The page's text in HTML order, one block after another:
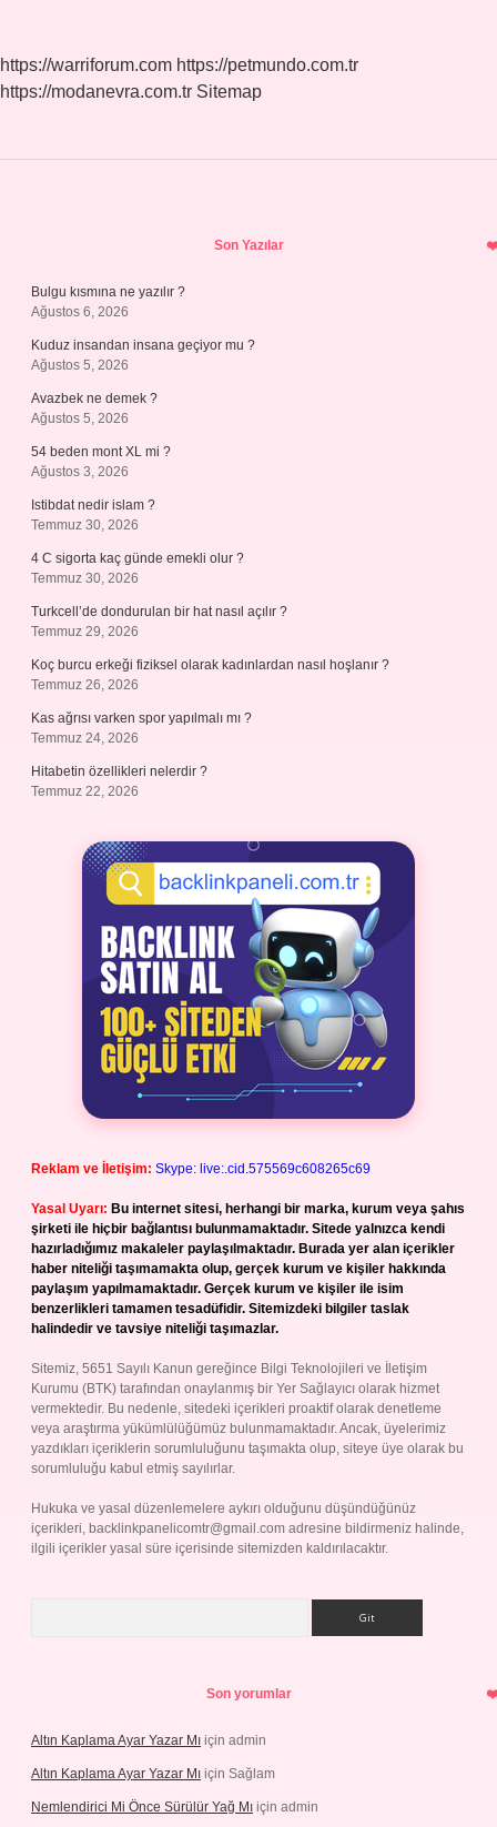
https://warriforum.com https://petmundo.com.tr
https://modanevra.com.tr Sitemap
Son Yazılar
Bulgu kısmına ne yazılır ?
Ağustos 6, 2026
Kuduz insandan insana geçiyor mu ?
Ağustos 5, 2026
Avazbek ne demek ?
Ağustos 5, 2026
54 beden mont XL mi ?
Ağustos 3, 2026
Istibdat nedir islam ?
Temmuz 30, 2026
4 C sigorta kaç günde emekli olur ?
Temmuz 30, 2026
Turkcell’de dondurulan bir hat nasıl açılır ?
Temmuz 29, 2026
Koç burcu erkeği fiziksel olarak kadınlardan nasıl hoşlanır ?
Temmuz 26, 2026
Kas ağrısı varken spor yapılmalı mı ?
Temmuz 24, 2026
Hitabetin özellikleri nelerdir ?
Temmuz 22, 2026
Reklam ve İletişim: Skype: live:.cid.575569c608265c69
Yasal Uyarı: Bu internet sitesi, herhangi bir marka, kurum veya şahıs
şirketi ile hiçbir bağlantısı bulunmamaktadır. Sitede yalnızca kendi
hazırladığımız makaleler paylaşılmaktadır. Burada yer alan içerikler
haber niteliği taşımamakta olup, gerçek kurum ve kişiler hakkında
paylaşım yapılmamaktadır. Gerçek kurum ve kişiler ile isim
benzerlikleri tamamen tesadüfidir. Sitemizdeki bilgiler taslak
halindedir ve tavsiye niteliği taşımazlar.
Sitemiz, 5651 Sayılı Kanun gereğince Bilgi Teknolojileri ve İletişim
Kurumu (BTK) tarafından onaylanmış bir Yer Sağlayıcı olarak hizmet
vermektedir. Bu nedenle, sitedeki içerikleri proaktif olarak denetleme
veya araştırma yükümlülüğümüz bulunmamaktadır. Ancak, üyelerimiz
yazdıkları içeriklerin sorumluluğunu taşımakta olup, siteye üye olarak bu
sorumluluğu kabul etmiş sayılırlar.
Hukuka ve yasal düzenlemelere aykırı olduğunu düşündüğünüz
içerikleri, backlinkpanelicomtr@gmail.com adresine bildirmeniz halinde,
ilgili içerikler yasal süre içerisinde sitemizden kaldırılacaktır.
Son yorumlar
Altın Kaplama Ayar Yazar Mı için admin
Altın Kaplama Ayar Yazar Mı için Sağlam
Nemlendirici Mi Önce Sürülür Yağ Mı için admin